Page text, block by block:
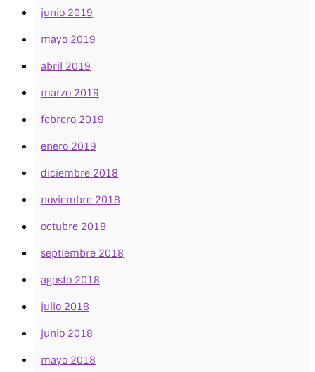
junio 2019
mayo 2019
abril 2019
marzo 2019
febrero 2019
enero 2019
diciembre 2018
noviembre 2018
octubre 2018
septiembre 2018
agosto 2018
julio 2018
junio 2018
mayo 2018